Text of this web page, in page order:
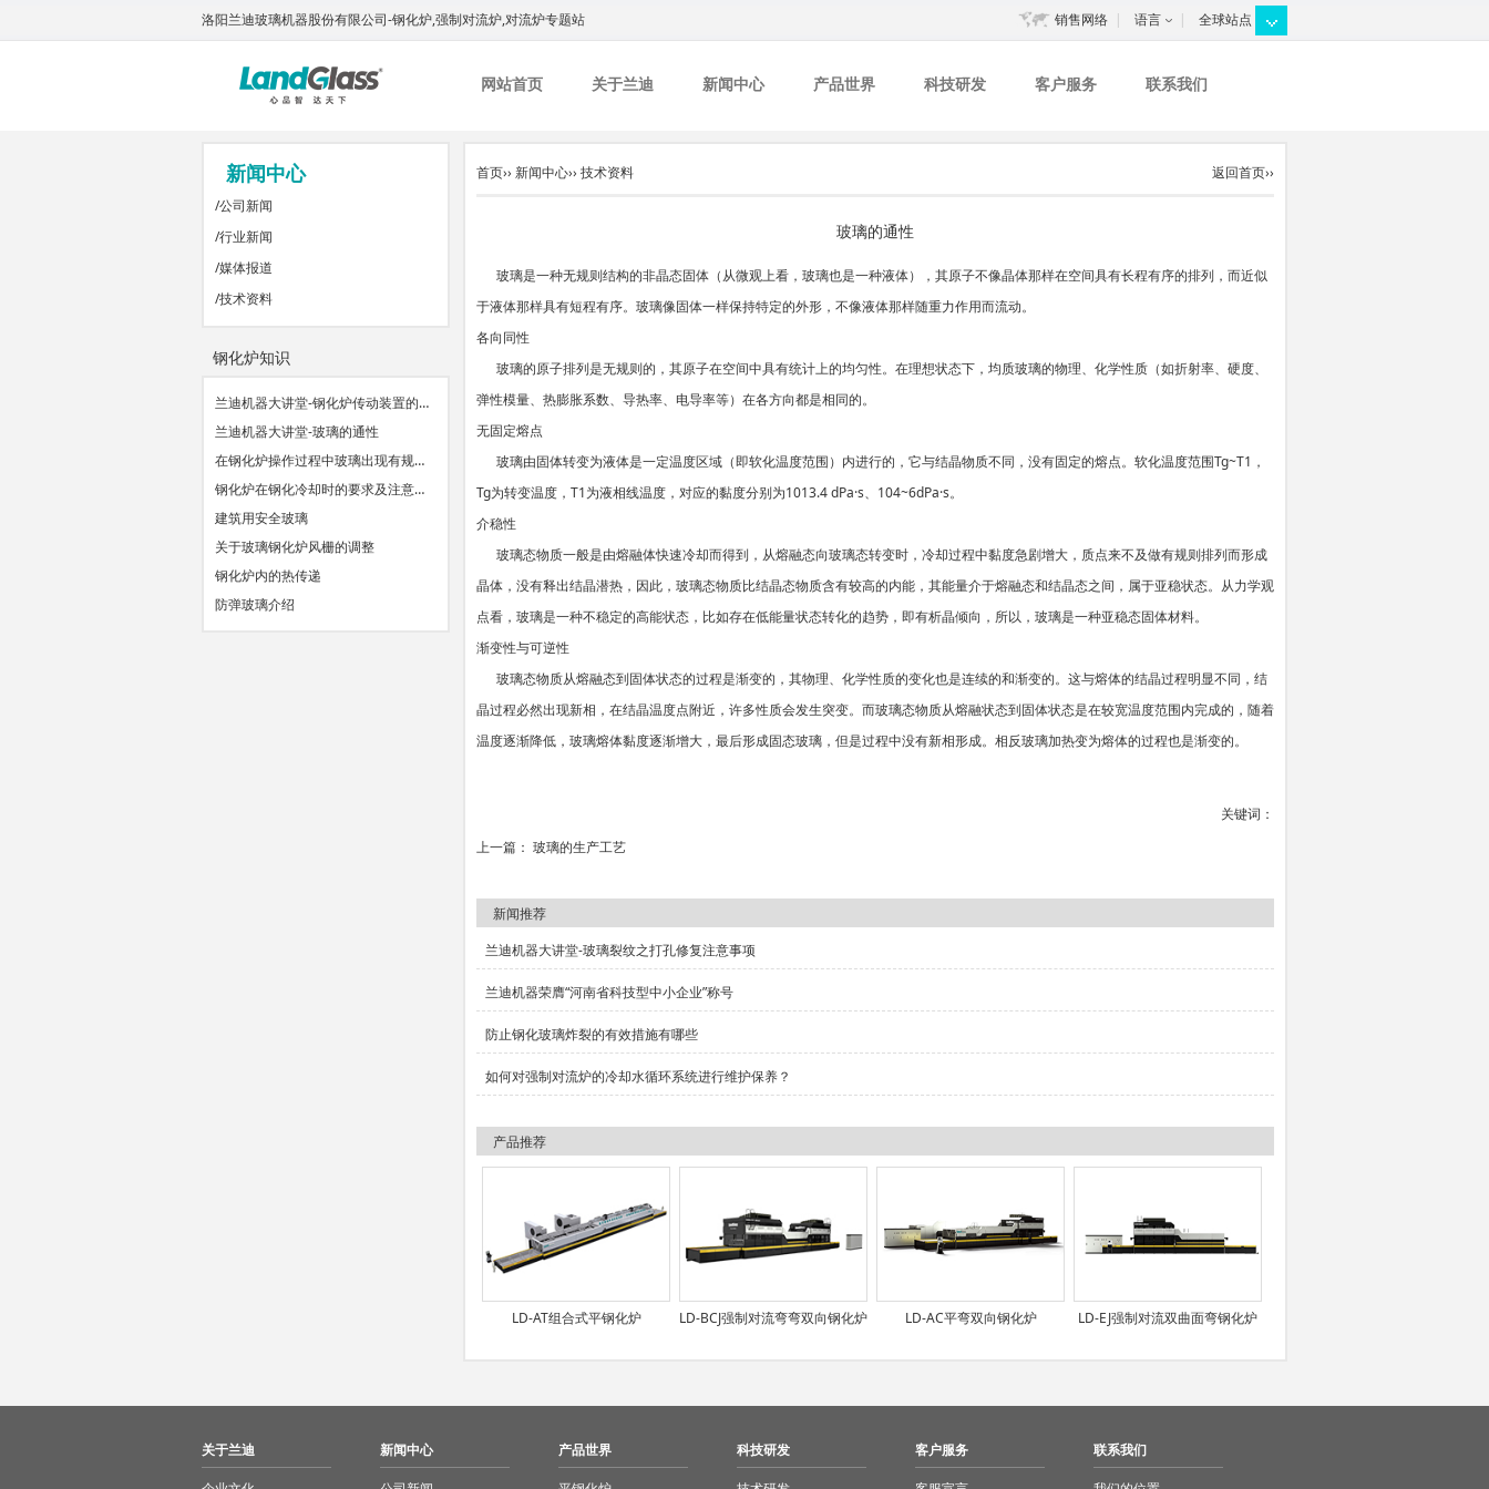
洛阳兰迪玻璃机器股份有限公司-钢化炉,强制对流炉,对流炉专题站 销售网络 | 语言 | 全球站点
网站首页 关于兰迪 新闻中心 产品世界 科技研发 客户服务 联系我们
新闻中心
/公司新闻
/行业新闻
/媒体报道
/技术资料
钢化炉知识
兰迪机器大讲堂-钢化炉传动装置的…
兰迪机器大讲堂-玻璃的通性
在钢化炉操作过程中玻璃出现有规…
钢化炉在钢化冷却时的要求及注意…
建筑用安全玻璃
关于玻璃钢化炉风栅的调整
钢化炉内的热传递
防弹玻璃介绍
返回首页››
首页›› 新闻中心›› 技术资料
玻璃的通性
玻璃是一种无规则结构的非晶态固体（从微观上看，玻璃也是一种液体），其原子不像晶体那样在空间具有长程有序的排列，而近似
于液体那样具有短程有序。玻璃像固体一样保持特定的外形，不像液体那样随重力作用而流动。
各向同性
玻璃的原子排列是无规则的，其原子在空间中具有统计上的均匀性。在理想状态下，均质玻璃的物理、化学性质（如折射率、硬度、
弹性模量、热膨胀系数、导热率、电导率等）在各方向都是相同的。
无固定熔点
玻璃由固体转变为液体是一定温度区域（即软化温度范围）内进行的，它与结晶物质不同，没有固定的熔点。软化温度范围Tg~T1，
Tg为转变温度，T1为液相线温度，对应的黏度分别为1013.4 dPa·s、104~6dPa·s。
介稳性
玻璃态物质一般是由熔融体快速冷却而得到，从熔融态向玻璃态转变时，冷却过程中黏度急剧增大，质点来不及做有规则排列而形成
晶体，没有释出结晶潜热，因此，玻璃态物质比结晶态物质含有较高的内能，其能量介于熔融态和结晶态之间，属于亚稳状态。从力学观
点看，玻璃是一种不稳定的高能状态，比如存在低能量状态转化的趋势，即有析晶倾向，所以，玻璃是一种亚稳态固体材料。
渐变性与可逆性
玻璃态物质从熔融态到固体状态的过程是渐变的，其物理、化学性质的变化也是连续的和渐变的。这与熔体的结晶过程明显不同，结
晶过程必然出现新相，在结晶温度点附近，许多性质会发生突变。而玻璃态物质从熔融状态到固体状态是在较宽温度范围内完成的，随着
温度逐渐降低，玻璃熔体黏度逐渐增大，最后形成固态玻璃，但是过程中没有新相形成。相反玻璃加热变为熔体的过程也是渐变的。
关键词：
上一篇： 玻璃的生产工艺
下一篇：玻璃的特性
新闻推荐
兰迪机器大讲堂-玻璃裂纹之打孔修复注意事项
兰迪机器荣膺“河南省科技型中小企业”称号
防止钢化玻璃炸裂的有效措施有哪些
如何对强制对流炉的冷却水循环系统进行维护保养？
产品推荐
LD-AT组合式平钢化炉 LD-BCJ强制对流弯弯双向钢化炉 LD-AC平弯双向钢化炉 LD-EJ强制对流双曲面弯钢化炉
关于兰迪 新闻中心 产品世界 科技研发 客户服务 联系我们